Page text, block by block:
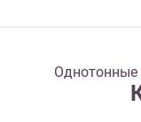
Однотонные